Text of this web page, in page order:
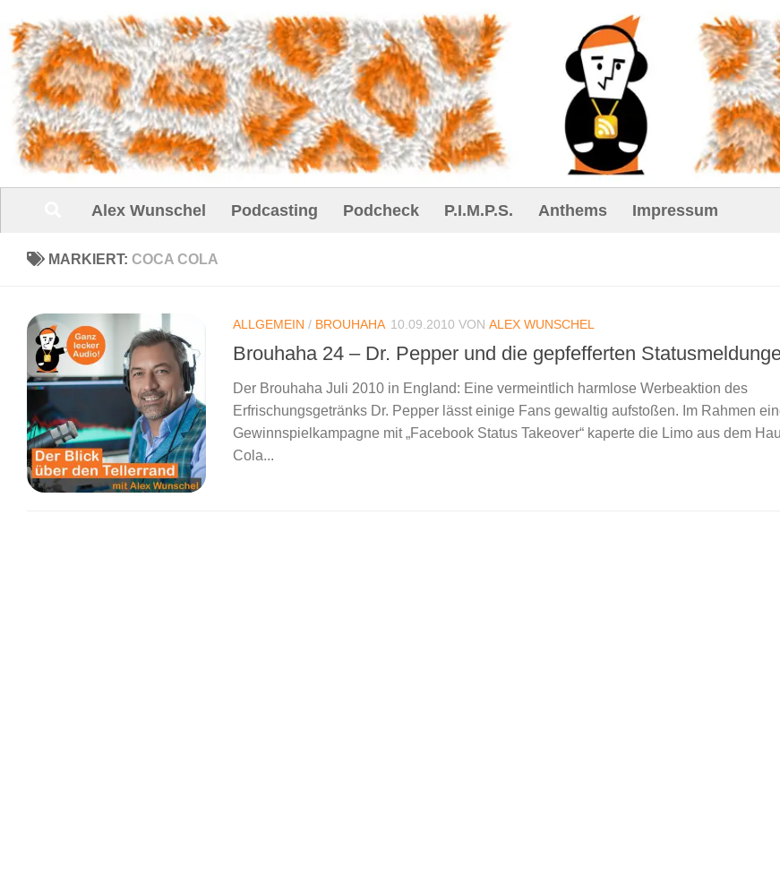
Unter dem Inhalt
Alex Wunschel Podcasting Podcheck P.I.M.P.S. Anthems Impressum
MARKIERT: COCA COLA
ALLGEMEIN / BROUHAHA 10.09.2010 VON ALEX WUNSCHEL
Brouhaha 24 – Dr. Pepper und die gepfefferten
Der Brouhaha Juli 2010 in England: Eine vermeintlich harmlose Werbeaktion des
Erfrischungsgetränks Dr. Pepper lässt einige Fans gewaltig aufstoßen. Im Rahmen
Gewinnspielkampagne mit „Facebook Status Takeover“ kaperte die Limo aus dem
Cola...